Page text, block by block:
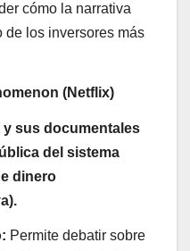
cómo la narrativa
de los inversores más
(Netflix)
y sus documentales
del sistema
dinero
Permite debatir sobre